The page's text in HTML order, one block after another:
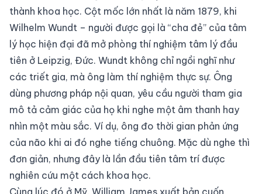
thành khoa học. Cột mốc lớn nhất là năm 1879, khi
Wilhelm Wundt – người được gọi là “cha đẻ” của tâm
lý học hiện đại đã mở phòng thí nghiệm tâm lý đầu
tiên ở Leipzig, Đức. Wundt không chỉ ngồi nghĩ như
các triết gia, mà ông làm thí nghiệm thực sự. Ông
dùng phương pháp nội quan, yêu cầu người tham gia
mô tả cảm giác của họ khi nghe một âm thanh hay
nhìn một màu sắc. Ví dụ, ông đo thời gian phản ứng
của não khi ai đó nghe tiếng chuông. Mặc dù nghe thì
đơn giản, nhưng đây là lần đầu tiên tâm trí được
nghiên cứu một cách khoa học.
Cùng lúc đó ở Mỹ, William James xuất bản cuốn